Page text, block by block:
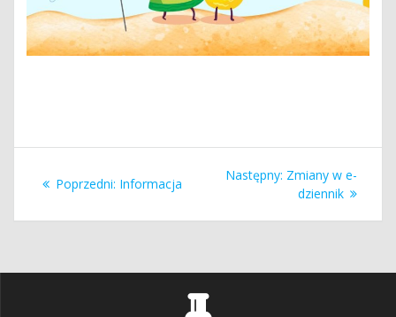
wpisu
Poprzedni: Poprzedni
Informacja
Następny: Następny
wpis:
Zmiany w e-
dziennik